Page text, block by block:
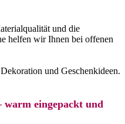
und die
helfen wir Ihnen bei offenen
eingepackt und